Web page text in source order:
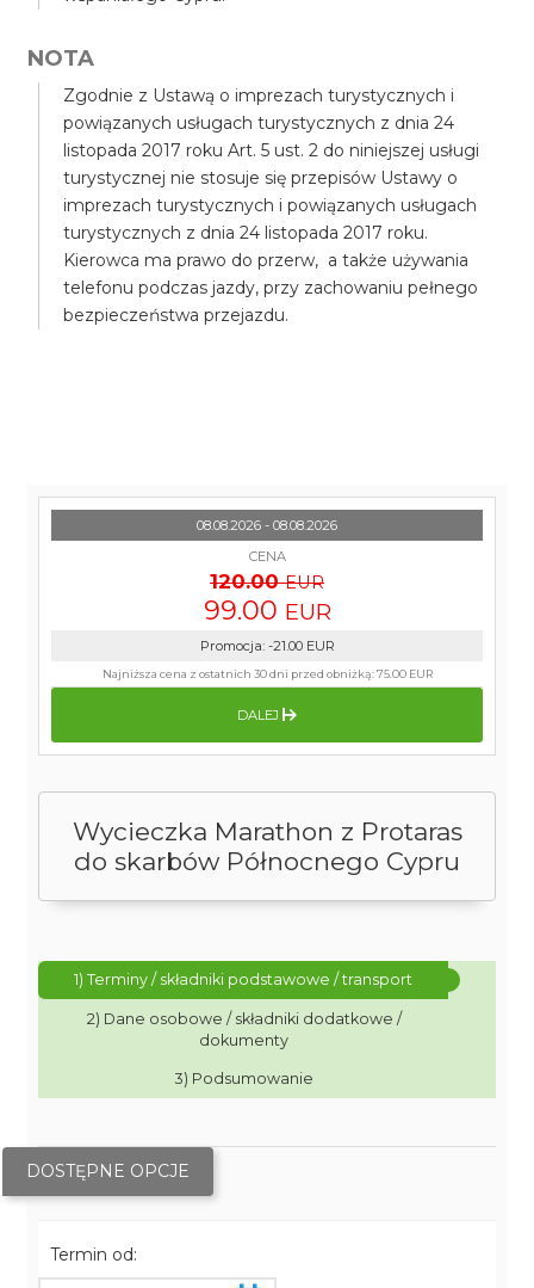
NOTA
Zgodnie z Ustawą o imprezach turystycznych i
powiązanych usługach turystycznych z dnia 24
listopada 2017 roku Art. 5 ust. 2 do niniejszej usługi
turystycznej nie stosuje się przepisów Ustawy o
imprezach turystycznych i powiązanych usługach
turystycznych z dnia 24 listopada 2017 roku.
Kierowca ma prawo do przerw, a także używania
telefonu podczas jazdy, przy zachowaniu pełnego
bezpieczeństwa przejazdu.
Wycieczka Marathon z Protaras
do skarbów Północnego Cypru
1) Terminy / składniki podstawowe / transport
2) Dane osobowe / składniki dodatkowe /
dokumenty
3) Podsumowanie
DOSTĘPNE OPCJE
Termin od:
08.08.2026 - 08.08.2026
CENA
120.00 EUR
99.00 EUR
Promocja: -21.00 EUR
Najniższa cena z ostatnich 30 dni przed obniżką:75.00 EUR
DALEJ